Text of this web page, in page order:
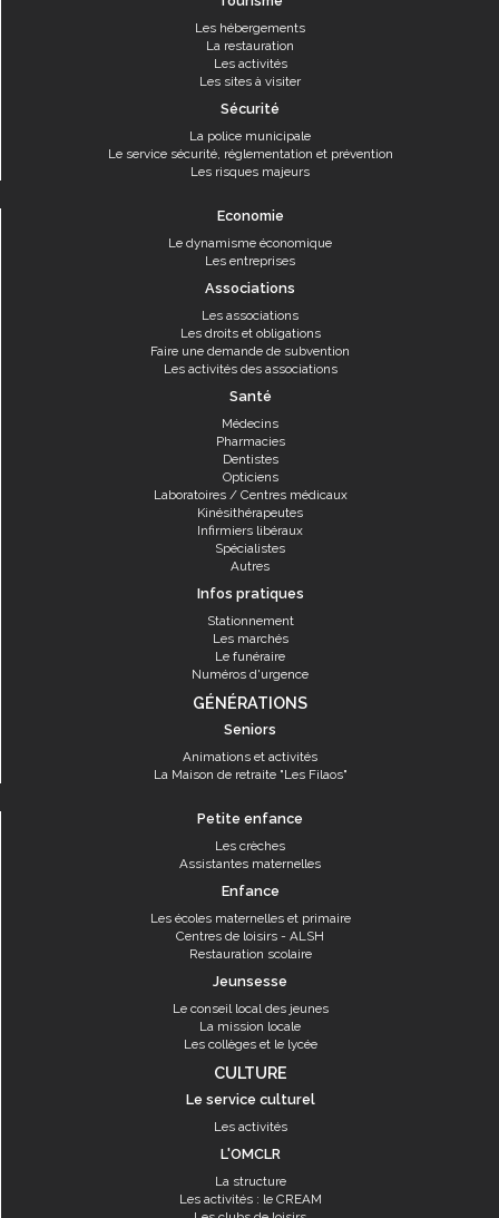
Les hébergements
La restauration
Les activités
Les sites à visiter
Sécurité
La police municipale
Le service sécurité, réglementation et prévention
Les risques majeurs
Economie
Le dynamisme économique
Les entreprises
Associations
Les associations
Les droits et obligations
Faire une demande de subvention
Les activités des associations
Santé
Médecins
Pharmacies
Dentistes
Opticiens
Laboratoires / Centres médicaux
Kinésithérapeutes
Infirmiers libéraux
Spécialistes
Autres
Infos pratiques
Stationnement
Les marchés
Le funéraire
Numéros d'urgence
GÉNÉRATIONS
Seniors
Animations et activités
La Maison de retraite "Les Filaos"
Petite enfance
Les crèches
Assistantes maternelles
Enfance
Les écoles maternelles et primaire
Centres de loisirs - ALSH
Restauration scolaire
Jeunsesse
Le conseil local des jeunes
La mission locale
Les collèges et le lycée
CULTURE
Le service culturel
Les activités
L'OMCLR
La structure
Les activités : le CREAM